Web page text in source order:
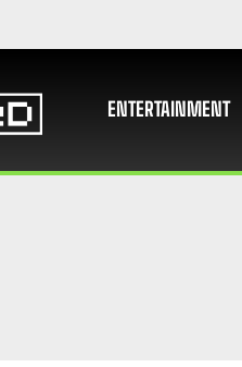
ENTERTAINMENT